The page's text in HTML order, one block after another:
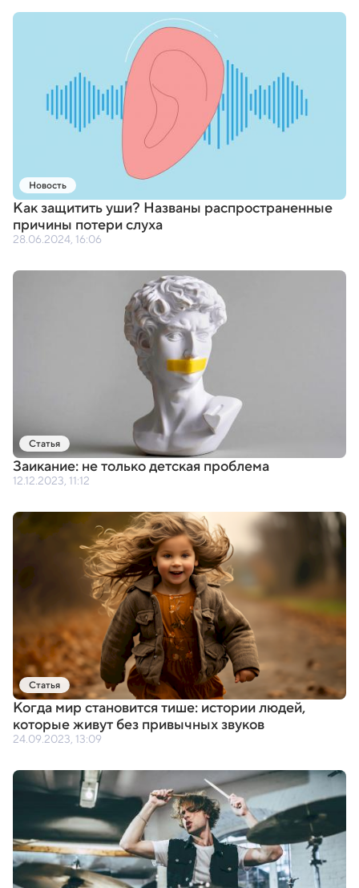
Новость
Как защитить уши? Названы распространенные
причины потери слуха
28.06.2024, 16:06
Статья
Заикание: не только детская проблема
12.12.2023, 11:12
Статья
Когда мир становится тише: истории людей,
которые живут без привычных звуков
24.09.2023, 13:09